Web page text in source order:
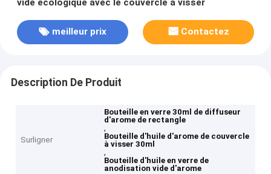
vide écologique avec le couvercle à visser
meilleur prix Contactez
Description De Produit
Surligner
Bouteille en verre 30ml de diffuseur
d'arome de rectangle
,
Bouteille d'huile d'arome de couvercle
à visser 30ml
,
Bouteille d'huile en verre de
anodisation vide d'arome